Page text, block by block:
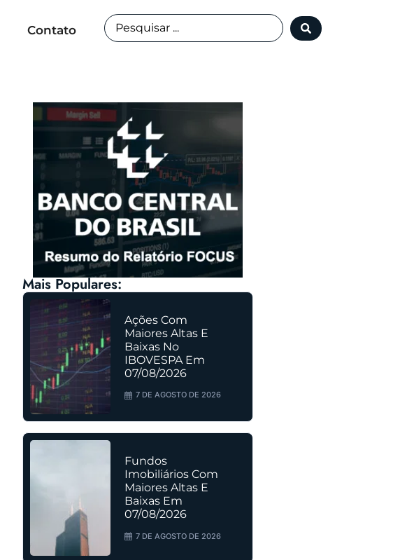
Contato
Mais Populares:
Ações Com
Maiores Altas E
Baixas No
IBOVESPA Em
07/08/2026
7 DE AGOSTO DE 2026
Fundos
Imobiliários Com
Maiores Altas E
Baixas Em
07/08/2026
7 DE AGOSTO DE 2026